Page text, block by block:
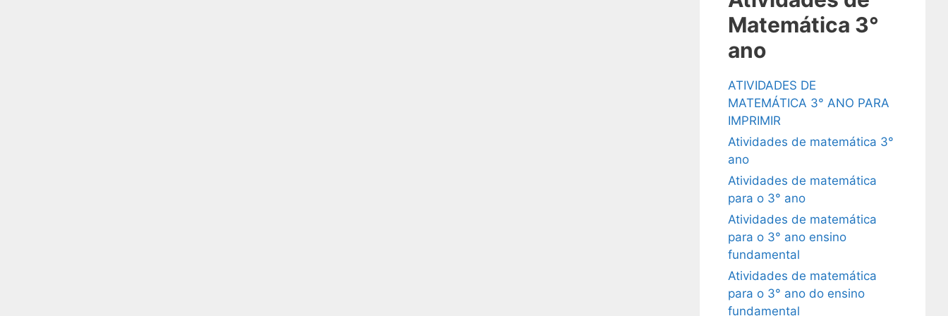
Matemática 3°
ano
ATIVIDADES DE
MATEMÁTICA 3° ANO PARA
IMPRIMIR
Atividades de matemática 3°
ano
Atividades de matemática
para o 3° ano
Atividades de matemática
para o 3° ano ensino
fundamental
Atividades de matemática
para o 3° ano do ensino
fundamental